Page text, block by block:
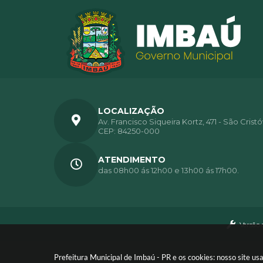
Prefeitura Municipal de Imbaú - PR e os cookies: nosso site
LOCALIZAÇÃO
Av. Francisco Siqueira Kortz, 471 - São
CEP: 84250-000
ATENDIMENTO
das 08h00 ás 12h00 e 13h00 ás 17h00.